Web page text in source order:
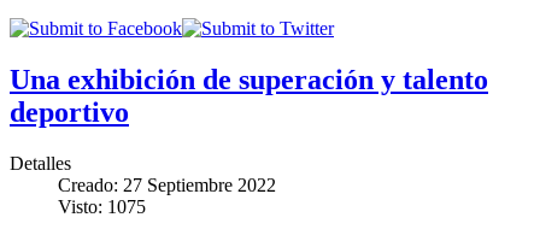
Una exhibición de superación y talento
deportivo
Detalles
Creado: 27 Septiembre 2022
Visto: 1075